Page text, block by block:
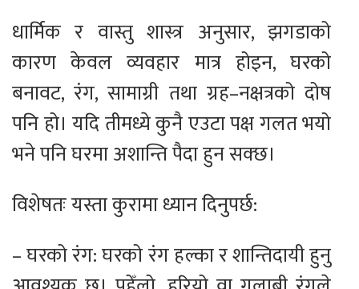
धार्मिक र वास्तु शास्त्र अनुसार, झगडाको
कारण केवल व्यवहार मात्र होइन, घरको
बनावट, रंग, सामाग्री तथा ग्रह–नक्षत्रको दोष
पनि हो। यदि तीमध्ये कुनै एउटा पक्ष गलत भयो
भने पनि घरमा अशान्ति पैदा हुन सक्छ।
विशेषतः यस्ता कुरामा ध्यान दिनुपर्छ:
– घरको रंग: घरको रंग हल्का र शान्तिदायी हुनु